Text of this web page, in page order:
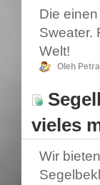
Die
Sweater.
Welt!
Oleh
vieles
Wir